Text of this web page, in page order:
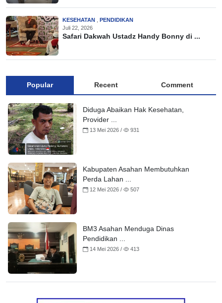
KESEHATAN
PENDIDIKAN
Juli 22, 2026
Safari Dakwah Ustadz Handy Bonny di ...
Popular Recent Comment
Diduga Abaikan Hak Kesehatan,
Provider ...
13 Mei 2026 / 931
Kabupaten Asahan Membutuhkan
Perda Lahan ...
12 Mei 2026 / 507
BM3 Asahan Menduga Dinas
Pendidikan ...
14 Mei 2026 / 413